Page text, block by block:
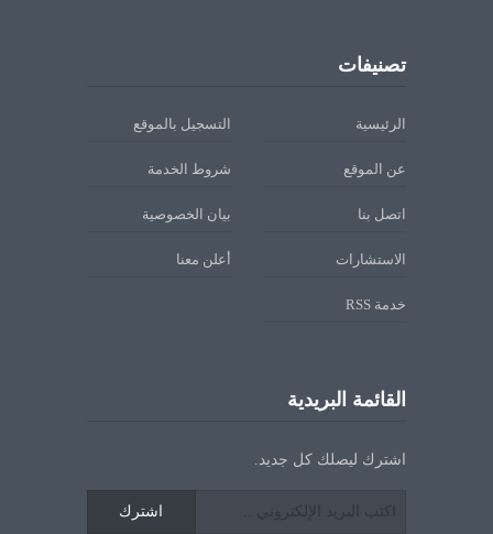
تصنيفات
الرئيسية التسجيل بالموقع
عن الموقع شروط الخدمة
اتصل بنا بيان الخصوصية
الاستشارات أعلن معنا
خدمة RSS
القائمة البريدية
اشترك ليصلك كل جديد.
اشترك